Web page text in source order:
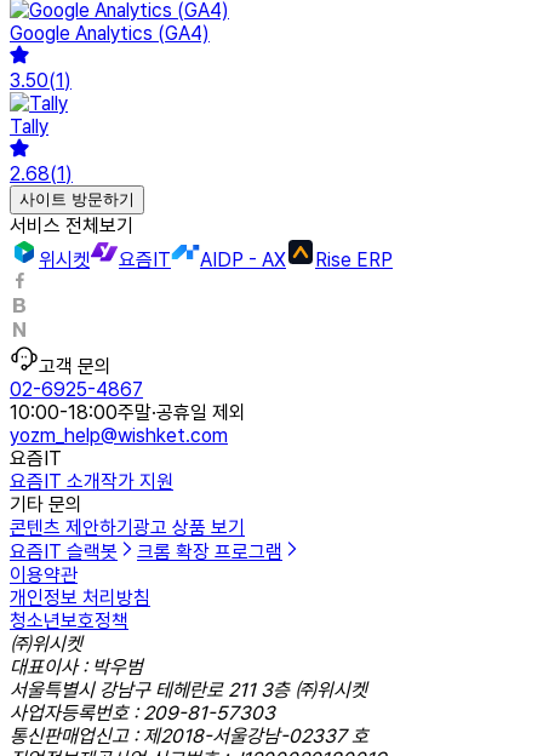
Google Analytics (GA4)
3.50(1)
Tally
2.68(1)
사이트 방문하기
서비스 전체보기
위시켓
요즘IT AIDP - AX Rise ERP
고객 문의
02-6925-4867
10:00-18:00주말·공휴일 제외
yozm_help@wishket.com
요즘IT
요즘IT 소개작가 지원
기타 문의
콘텐츠 제안하기광고 상품 보기
요즘IT 슬랙봇
크롬 확장 프로그램
이용약관
개인정보 처리방침
청소년보호정책
㈜위시켓
대표이사 : 박우범
서울특별시 강남구 테헤란로 211 3층 ㈜위시켓
사업자등록번호 : 209-81-57303
통신판매업신고 : 제2018-서울강남-02337 호